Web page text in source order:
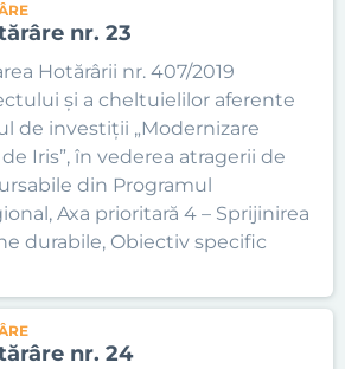
nr. 23
Hotărârii nr. 407/2019
și a cheltuielilor aferente
de investiții „Modernizare
Iris”, în vederea atragerii de
din Programul
Axa prioritară 4 – Sprijinirea
durabile, Obiectiv specific
nr. 24